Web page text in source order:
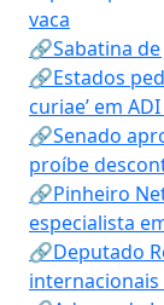
vaca
🔗Sabatina de
🔗Estados
curiae’ em
🔗Senado
proíbe
🔗Pinheiro
especialista
🔗Deputado
internacionais